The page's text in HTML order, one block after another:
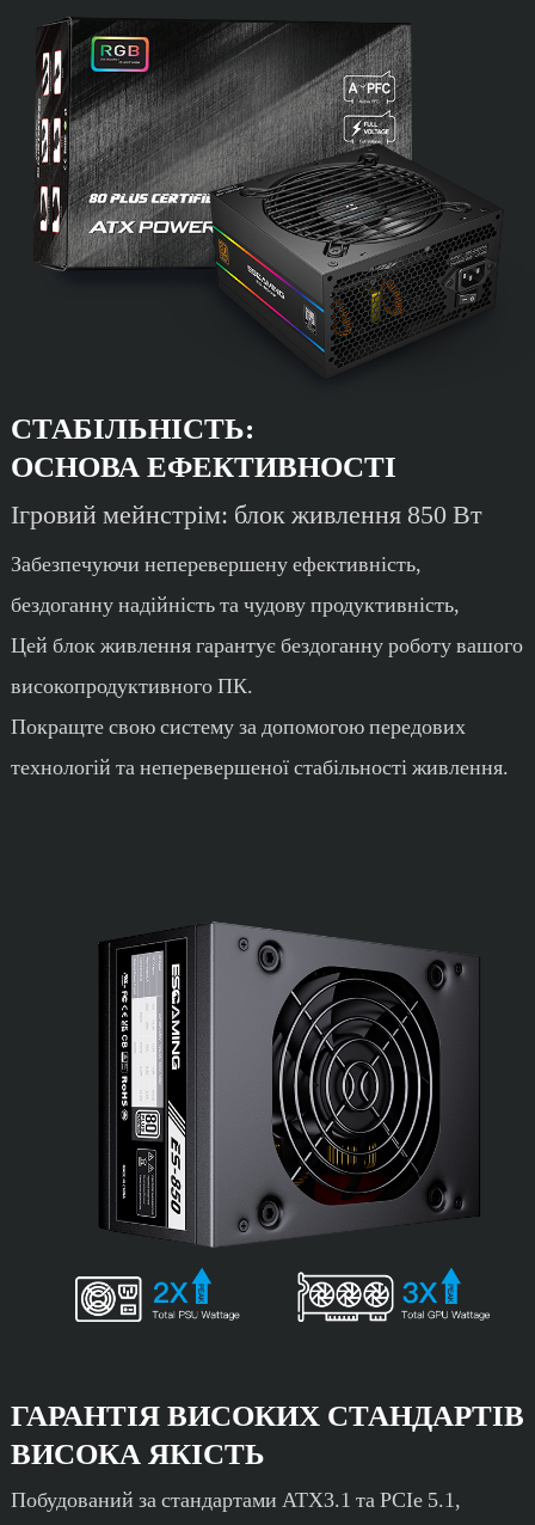
СТАБІЛЬНІСТЬ:
ОСНОВА ЕФЕКТИВНОСТІ
Ігровий мейнстрім: блок живлення 850 Вт
Забезпечуючи неперевершену ефективність,
бездоганну надійність та чудову продуктивність,
Цей блок живлення гарантує бездоганну роботу вашого
високопродуктивного ПК.
Покращте свою систему за допомогою передових
технологій та неперевершеної стабільності живлення.
ГАРАНТІЯ ВИСОКИХ СТАНДАРТІВ
ВИСОКА ЯКІСТЬ
Побудований за стандартами ATX3.1 та PCIe 5.1,